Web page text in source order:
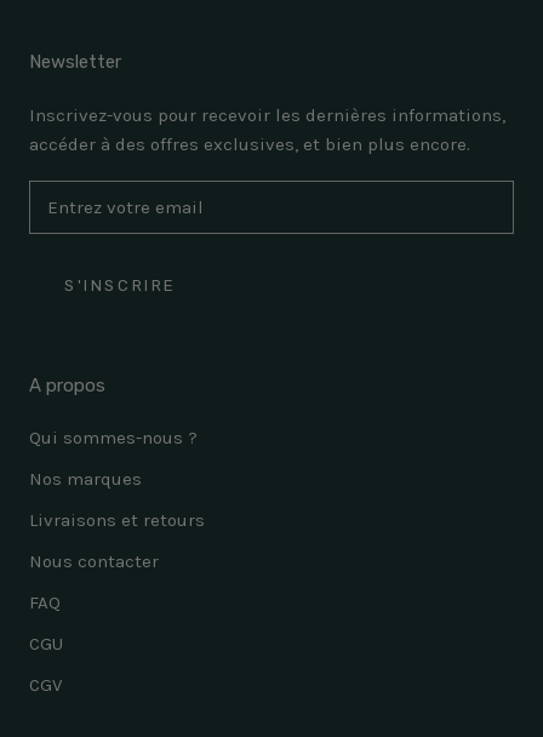
Newsletter
Inscrivez-vous pour recevoir les dernières informations,
accéder à des offres exclusives, et bien plus encore.
S'INSCRIRE
A propos
Qui sommes-nous ?
Nos marques
Livraisons et retours
Nous contacter
FAQ
CGU
CGV